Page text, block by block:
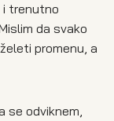
i trenutno
da svako
promenu, a
se odviknem,